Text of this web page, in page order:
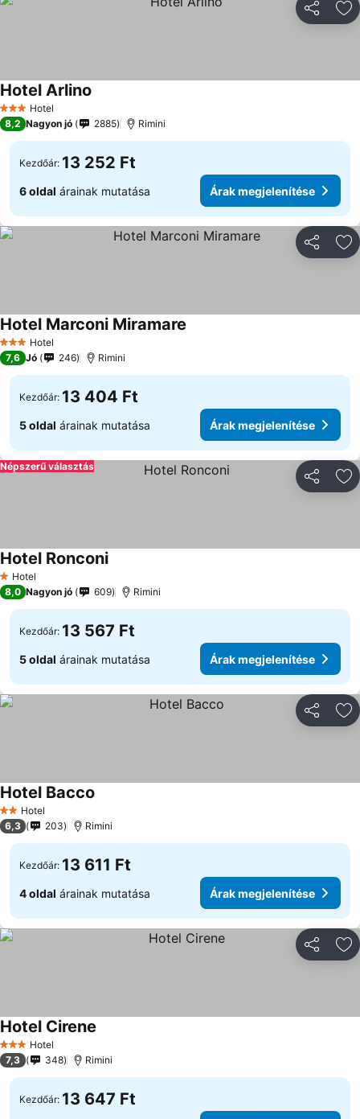
3 Kategória
Hotel
Hotel Arlino
8,2 Nagyon jó 2885 Rimini
Kezdőár: 13 252 Ft
6 oldal árainak mutatása Árak megjelenítése
3 Kategória
Hotel
Hotel Marconi Miramare
7,6 Jó 246 Rimini
Kezdőár: 13 404 Ft
5 oldal árainak mutatása Árak megjelenítése
Népszerű választás
1 Kategória
Hotel
Hotel Ronconi
8,0 Nagyon jó 609 Rimini
Kezdőár: 13 567 Ft
5 oldal árainak mutatása Árak megjelenítése
2 Kategória
Hotel
Hotel Bacco
6,3 203 Rimini
Kezdőár: 13 611 Ft
4 oldal árainak mutatása Árak megjelenítése
3 Kategória
Hotel
Hotel Cirene
7,3 348 Rimini
Kezdőár: 13 647 Ft